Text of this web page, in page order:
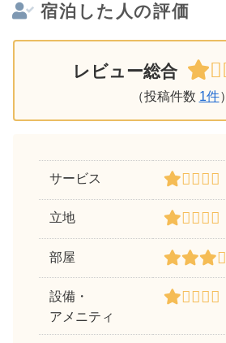
宿泊した人の評価
レビュー総合
（投稿件数 1件）
サービス
立地
部屋
設備・
アメニティ